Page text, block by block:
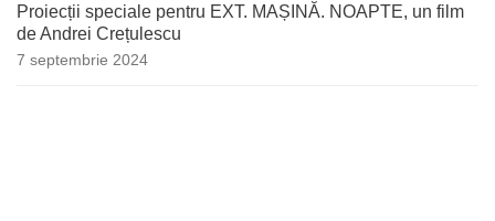
Proiecții speciale pentru EXT. MAȘINĂ. NOAPTE, un film
de Andrei Crețulescu
7 septembrie 2024